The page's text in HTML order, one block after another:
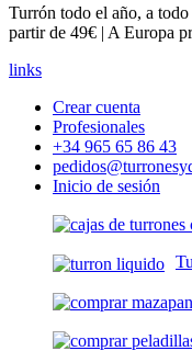
Turrón todo el año, a
partir de 49€ | A Europa
links
Crear cuenta
Profesionales
+34 965 65 86 43
Inicio de sesión